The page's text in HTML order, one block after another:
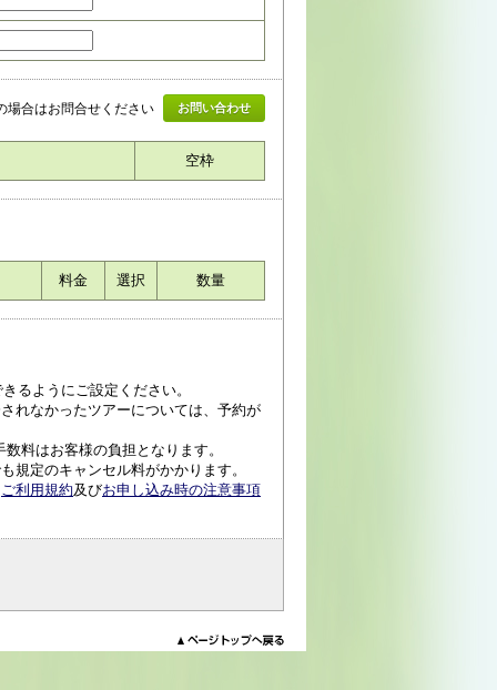
場合はお問合せください お問い合わせ
空枠
料金 選択 数量
るようにご設定ください。
れなかったツアーについては、予約が
料はお客様の負担となります。
規定のキャンセル料がかかります。
ご利用規約及びお申し込み時の注意事項